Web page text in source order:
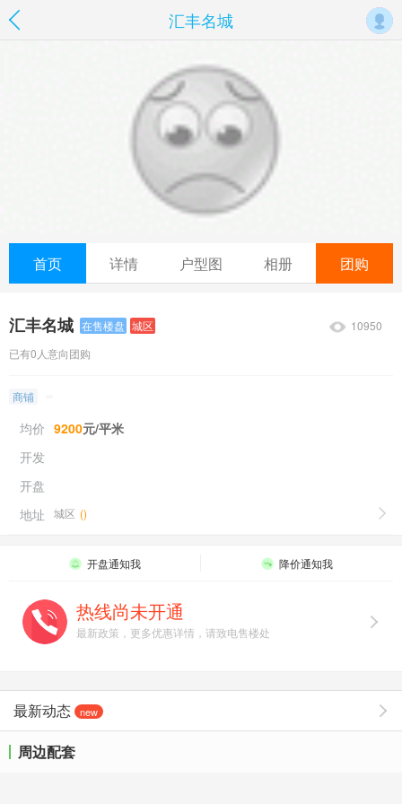
汇丰名城
首页 详情 户型图 相册 团购
10950
汇丰名城 在售楼盘 城区
已有0人意向团购
商铺
均价 9200元/平米
开发
开盘
地址
城区 ()
开盘通知我 降价通知我
热线尚未开通
最新政策，更多优惠详情，请致电售楼处
最新动态 new
周边配套